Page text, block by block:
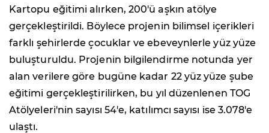
Kartopu eğitimi alırken, 200'ü aşkın atölye
gerçekleştirildi. Böylece projenin bilimsel içerikleri
farklı şehirlerde çocuklar ve ebeveynlerle yüz yüze
buluşturuldu. Projenin bilgilendirme notunda yer
alan verilere göre bugüne kadar 22 yüz yüze şube
eğitimi gerçekleştirilirken, bu yıl düzenlenen TOG
Atölyeleri'nin sayısı 54'e, katılımcı sayısı ise 3.078'e
ulaştı.